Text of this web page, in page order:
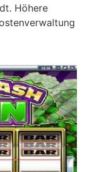
Höhere